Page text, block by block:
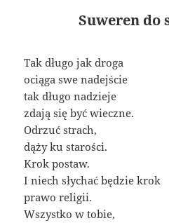
Suweren do
Tak długo jak droga
ociąga swe nadejście
tak długo nadzieje
zdają się być wieczne.
Odrzuć strach,
dąży ku starości.
Krok postaw.
I niech słychać będzie krok
prawo religii.
Wszystko w tobie,